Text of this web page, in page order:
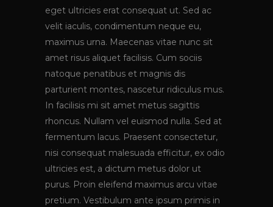
eget ultricies erat consequat ut. Sed ac
velit iaculis, condimentum neque eu,
maximus urna. Maecenas vitae nunc sit
amet risus aliquet facilisis. Cum sociis
natoque penatibus et magnis dis
parturient montes, nascetur ridiculus mus.
In facilisis mi sit amet metus sagittis
rhoncus. Nullam vel euismod nulla. Sed at
fermentum lacus. Praesent consectetur,
nisi consequat malesuada efficitur, ex odio
ultricies est, a dictum metus dolor ut
purus. Proin eleifend maximus arcu vitae
pretium. Vestibulum ante ipsum primis in